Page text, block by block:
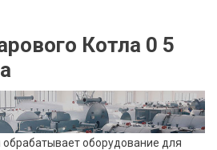
Котла 0 5
обрабатывает оборудование для